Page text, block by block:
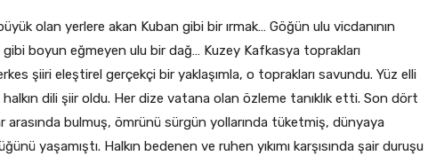
olan yerlere akan Kuban gibi bir ırmak… Göğün ulu vicdanının
boyun eğmeyen ulu bir dağ… Kuzey Kafkasya toprakları
şiiri eleştirel gerçekçi bir yaklaşımla, o toprakları savundu. Yüz elli
dili şiir oldu. Her dize vatana olan özleme tanıklık etti. Son dört
arasında bulmuş, ömrünü sürgün yollarında tüketmiş, dünyaya
yaşamıştı. Halkın bedenen ve ruhen yıkımı karşısında şair duruşu